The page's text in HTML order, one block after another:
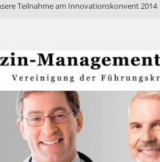
Teilnahme am Innovationskonvent 2014